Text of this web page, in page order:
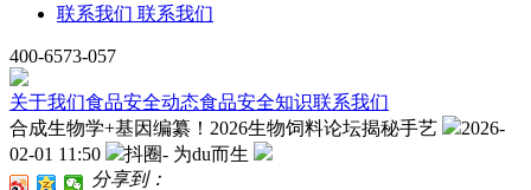
联系我们 联系我们
400-6573-057
关于我们食品安全动态食品安全知识联系我们
合成生物学+基因编纂！2026生物饲料论坛揭秘手艺
2026-
02-01 11:50
抖圈- 为du而生
分享到：